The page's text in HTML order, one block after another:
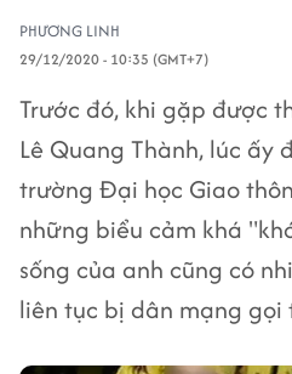
PHƯƠNG LINH
29/12/2020 - 10:35 (GMT+7)
Trước đó, khi gặp được
Lê Quang Thành, lúc ấy
trường Đại học Giao
những biểu cảm khá
sống của anh cũng có
liên tục bị dân mạng gọi